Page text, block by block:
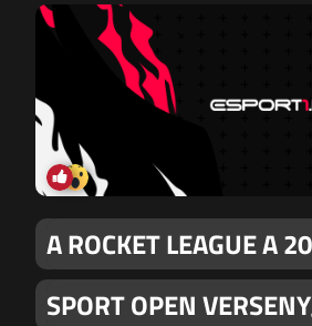
A ROCKET LEAGUE A
SPORT OPEN